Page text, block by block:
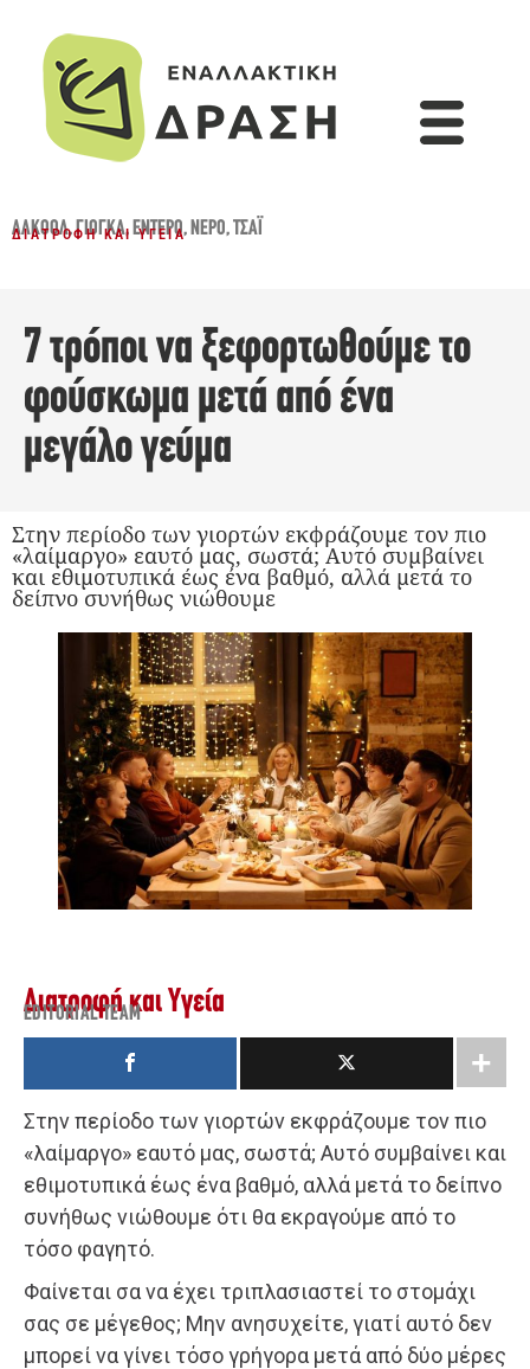
ΑΛΚΟΌΛ,ΓΙΌΓΚΑ,ΈΝΤΕΡΟ,ΝΕΡΌ,ΤΣΆΙ
ΔΙΑΤΡΟΦΉ ΚΑΙ ΥΓΕΊΑ
7 τρόποι να ξεφορτωθούμε το
φούσκωμα μετά από ένα
μεγάλο γεύμα
Στην περίοδο των γιορτών εκφράζουμε τον πιο
«λαίμαργο» εαυτό μας, σωστά; Αυτό συμβαίνει
και εθιμοτυπικά έως ένα βαθμό, αλλά μετά το
δείπνο συνήθως νιώθουμε
Διατροφή και Υγεία
EDITORIAL TEAM
Στην περίοδο των γιορτών εκφράζουμε τον πιο
«λαίμαργο» εαυτό μας, σωστά; Αυτό συμβαίνει και
εθιμοτυπικά έως ένα βαθμό, αλλά μετά το δείπνο
συνήθως νιώθουμε ότι θα εκραγούμε από το
τόσο φαγητό.
Φαίνεται σα να έχει τριπλασιαστεί το στομάχι
σας σε μέγεθος; Μην ανησυχείτε, γιατί αυτό δεν
μπορεί να γίνει τόσο γρήγορα μετά από δύο μέρες